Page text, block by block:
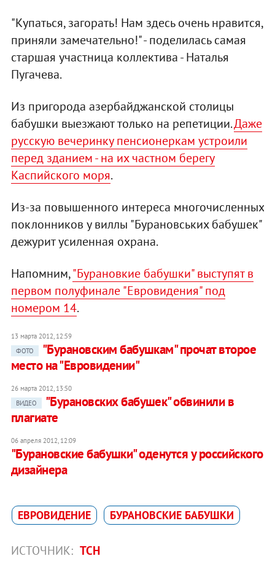
"Купаться, загорать! Нам здесь очень нравится,
приняли замечательно!" - поделилась самая
старшая участница коллектива - Наталья
Пугачева.
Из пригорода азербайджанской столицы
бабушки выезжают только на репетиции.Даже
русскую вечеринку пенсионеркам устроили
перед зданием - на их частном берегу
Каспийского моря.
Из-за повышенного интереса многочисленных
поклонников у виллы "Бурановських бабушек"
дежурит усиленная охрана.
Напомним,"Бурановкие бабушки" выступят в
первом полуфинале "Евровидения" под
номером 14.
13 марта 2012, 12:59
ФОТО
"Бурановским бабушкам" прочат второе
место на "Евровидении"
26 марта 2012, 13:50
ВИДЕО
"Бурановских бабушек" обвинили в
плагиате
06 апреля 2012, 12:09
"Бурановские бабушки" оденутся у российского
дизайнера
ЕВРОВИДЕНИЕ БУРАНОВСКИЕ БАБУШКИ
ИСТОЧНИК: ТСН